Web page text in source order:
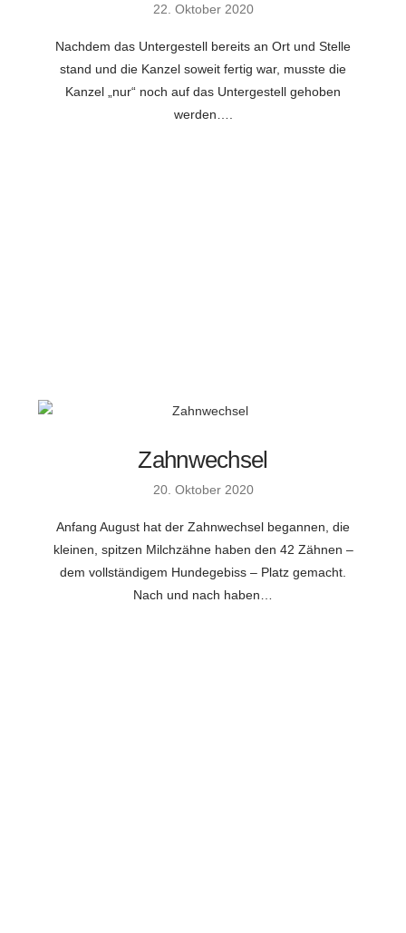
22. Oktober 2020
Nachdem das Untergestell bereits an Ort und Stelle
stand und die Kanzel soweit fertig war, musste die
Kanzel „nur“ noch auf das Untergestell gehoben
werden….
Zahnwechsel
20. Oktober 2020
Anfang August hat der Zahnwechsel begannen, die
kleinen, spitzen Milchzähne haben den 42 Zähnen –
dem vollständigem Hundegebiss – Platz gemacht.
Nach und nach haben…